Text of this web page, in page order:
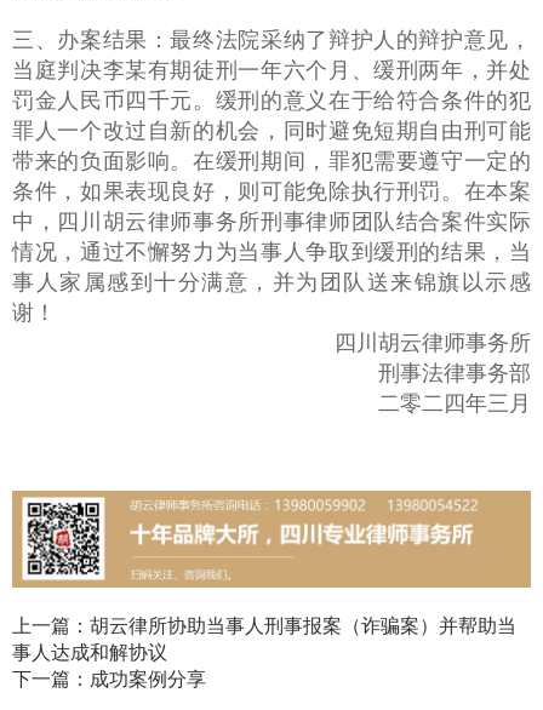
三、办案结果：最终法院采纳了辩护人的辩护意见，
当庭判决李某有期徒刑一年六个月、缓刑两年，并处
罚金人民币四千元。缓刑的意义在于给符合条件的犯
罪人一个改过自新的机会，同时避免短期自由刑可能
带来的负面影响。在缓刑期间，罪犯需要遵守一定的
条件，如果表现良好，则可能免除执行刑罚。在本案
中，四川胡云律师事务所刑事律师团队结合案件实际
情况，通过不懈努力为当事人争取到缓刑的结果，当
事人家属感到十分满意，并为团队送来锦旗以示感
谢！
四川胡云律师事务所
刑事法律事务部
二零二四年三月
上一篇：胡云律所协助当事人刑事报案（诈骗案）并帮助当
事人达成和解协议
下一篇：成功案例分享